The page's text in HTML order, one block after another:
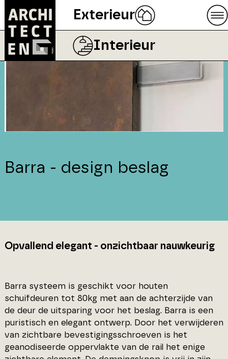
Exterieur
Interieur
Barra - design beslag
Opvallend elegant - onzichtbaar nauwkeurig
Barra systeem is geschikt voor houten
schuifdeuren tot 80kg met aan de achterzijde van
de deur de uitsparing voor het beslag. Barra is een
puristisch en elegant ontwerp. Door het verwijderen
van zichtbare bevestigingsschroeven is het
geanodiseerde oppervlakte van de rail het enige